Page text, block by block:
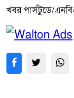
খবর পার্সটুডে/